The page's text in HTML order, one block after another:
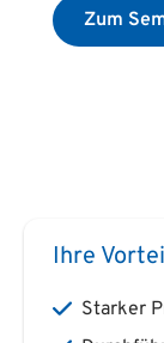
Zum
Ihre
Starker